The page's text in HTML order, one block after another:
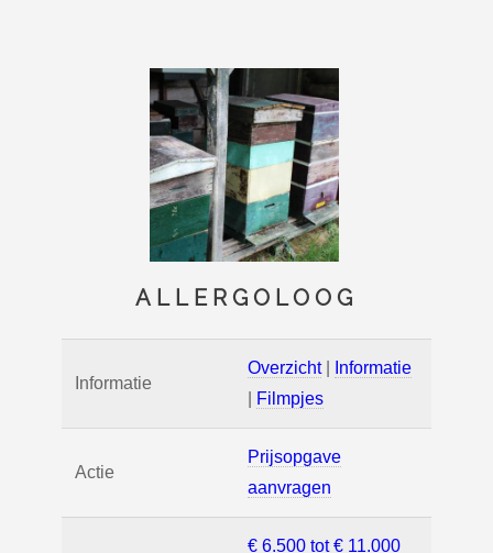
ALLERGOLOOG
Informatie
Overzicht|
Informatie
Filmpjes
Actie
Prijsopgave
aanvragen
€ 6.500 tot € 11.000